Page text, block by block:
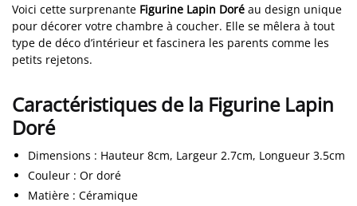
Voici cette surprenante Figurine Lapin Doré au design unique
pour décorer votre chambre à coucher. Elle se mêlera à tout
type de déco d’intérieur et fascinera les parents comme les
petits rejetons.
Caractéristiques de la Figurine Lapin
Doré
Dimensions : Hauteur 8cm, Largeur 2.7cm, Longueur 3.5cm
Couleur : Or doré
Matière : Céramique